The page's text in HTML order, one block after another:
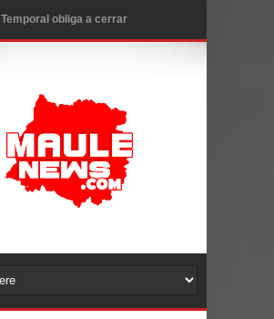
Temporal obliga a cerrar
Chancho en Talca tras caída de
ramas cerca de carpas
Miles llegan a la Plaza de Armas de
Talca en el inicio de la Fiesta del
Torneo de Asadores reúne a 13